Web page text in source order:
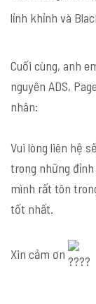
lỉnh khỉnh và
Cuối cùng, anh
nguyên ADS,
nhân:
Vui lòng liên hệ
trong những
mình rất tôn
tốt nhất.
Xin cảm ơn